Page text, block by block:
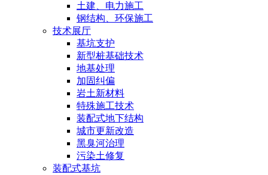
土建、电力施工
钢结构、环保施工
技术展厅
基坑支护
新型桩基础技术
地基处理
加固纠偏
岩土新材料
特殊施工技术
装配式地下结构
城市更新改造
黑臭河治理
污染土修复
装配式基坑